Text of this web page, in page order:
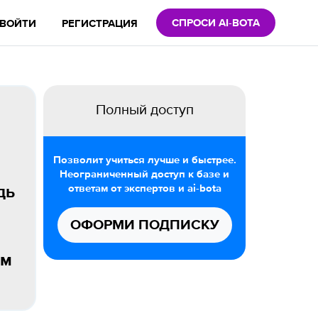
ВОЙТИ РЕГИСТРАЦИЯ СПРОСИ AI-BOTA
Полный доступ
Позволит учиться лучше и быстрее.
Неограниченный доступ к базе и
ответам от экспертов и ai-bota
ОФОРМИ ПОДПИСКУ